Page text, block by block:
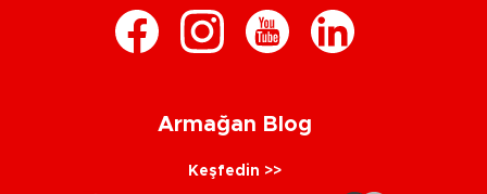
Armağan Blog
Keşfedin >>